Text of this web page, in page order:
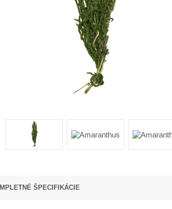
ŠPECIFIKÁCIE